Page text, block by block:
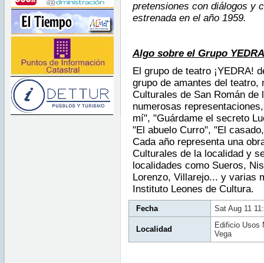
pretensiones con diálogos y
estrenada en el año 1959.
Algo sobre el Grupo YEDRA
El grupo de teatro ¡YEDRA!
grupo de amantes del
Culturales de San Román de
numerosas
mí", "Guárdame el secreto
"El abuelo Curro", "El
Cada año representa una
Culturales de la localidad y
localidades como Sueros,
Lorenzo, Villarejo... y varias
Instituto Leones de Cultura.
Fecha Sat Aug 11
Localidad
Edificio Usos
Vega